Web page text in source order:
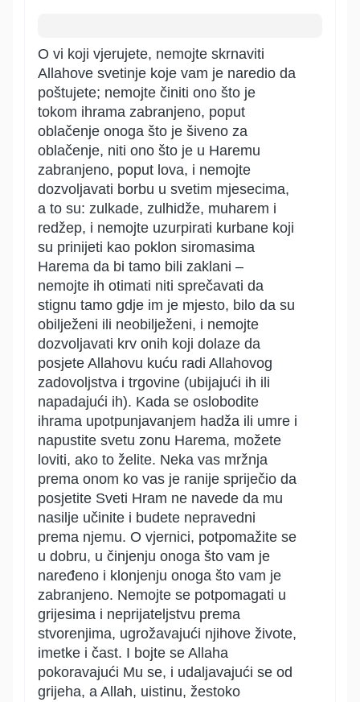
O vi koji vjerujete, nemojte skrnaviti
Allahove svetinje koje vam je naredio da
poštujete; nemojte činiti ono što je
tokom ihrama zabranjeno, poput
oblačenje onoga što je šiveno za
oblačenje, niti ono što je u Haremu
zabranjeno, poput lova, i nemojte
dozvoljavati borbu u svetim mjesecima,
a to su: zulkade, zulhidže, muharem i
redžep, i nemojte uzurpirati kurbane koji
su prinijeti kao poklon siromasima
Harema da bi tamo bili zaklani –
nemojte ih otimati niti sprečavati da
stignu tamo gdje im je mjesto, bilo da su
obilježeni ili neobilježeni, i nemojte
dozvoljavati krv onih koji dolaze da
posjete Allahovu kuću radi Allahovog
zadovoljstva i trgovine (ubijajući ih ili
napadajući ih). Kada se oslobodite
ihrama upotpunjavanjem hadža ili umre i
napustite svetu zonu Harema, možete
loviti, ako to želite. Neka vas mržnja
prema onom ko vas je ranije spriječio da
posjetite Sveti Hram ne navede da mu
nasilje učinite i budete nepravedni
prema njemu. O vjernici, potpomažite se
u dobru, u činjenju onoga što vam je
naređeno i klonjenju onoga što vam je
zabranjeno. Nemojte se potpomagati u
grijesima i neprijateljstvu prema
stvorenjima, ugrožavajući njihove živote,
imetke i čast. I bojte se Allaha
pokoravajući Mu se, i udaljavajući se od
grijeha, a Allah, uistinu, žestoko